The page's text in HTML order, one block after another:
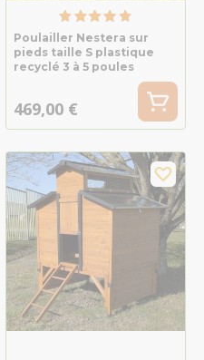
Poulailler Nestera sur
pieds taille S plastique
recyclé 3 à 5 poules
469,00 €